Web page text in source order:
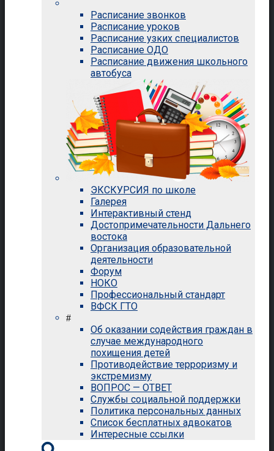
Расписание звонков
Расписание уроков
Расписание узких специалистов
Расписание ОДО
Расписание движения школьного
автобуса
ЭКСКУРСИЯ по школе
Галерея
Интерактивный стенд
Достопримечательности Дальнего
востока
Организация образовательной
деятельности
Форум
НОКО
Профессиональный стандарт
ВФСК ГТО
#
Об оказании содействия граждан в
случае международного
похищения детей
Противодействие терроризму и
экстремизму
ВОПРОС — ОТВЕТ
Службы социальной поддержки
Политика персональных данных
Список бесплатных адвокатов
Интересные ссылки